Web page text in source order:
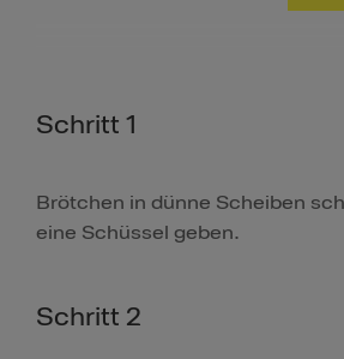
Schritt 1
Brötchen in dünne Scheiben
eine Schüssel geben.
Schritt 2